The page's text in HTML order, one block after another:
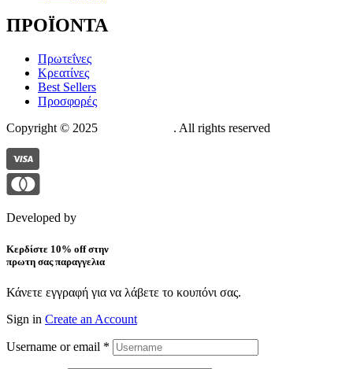
ΠΡΟΪΟΝΤΑ
Πρωτεΐνες
Κρεατίνες
Best Sellers
Προσφορές
Copyright © 2025
. All rights reserved
Developed by
Κερδίστε 10% off στην
πρωτη σας παραγγελια
Κάνετε εγγραφή για να λάβετε το κουπόνι σας.
Sign in Create an Account
Username or email *